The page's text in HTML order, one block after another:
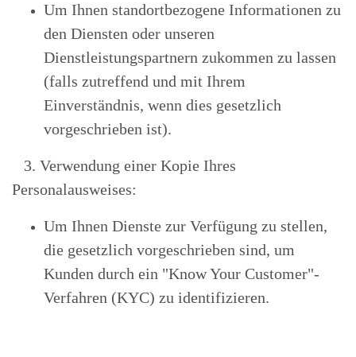
Um Ihnen standortbezogene Informationen zu
den Diensten oder unseren
Dienstleistungspartnern zukommen zu lassen
(falls zutreffend und mit Ihrem
Einverständnis, wenn dies gesetzlich
vorgeschrieben ist).
3. Verwendung einer Kopie Ihres
Personalausweises:
Um Ihnen Dienste zur Verfügung zu stellen,
die gesetzlich vorgeschrieben sind, um
Kunden durch ein "Know Your Customer"-
Verfahren (KYC) zu identifizieren.